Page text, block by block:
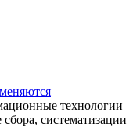
технологии
систематизации